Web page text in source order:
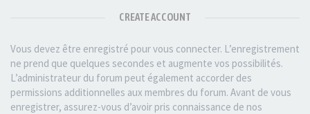
CREATE ACCOUNT
Vous devez être enregistré pour vous connecter. L’enregistrement
ne prend que quelques secondes et augmente vos possibilités.
L’administrateur du forum peut également accorder des
permissions additionnelles aux membres du forum. Avant de vous
enregistrer, assurez-vous d’avoir pris connaissance de nos